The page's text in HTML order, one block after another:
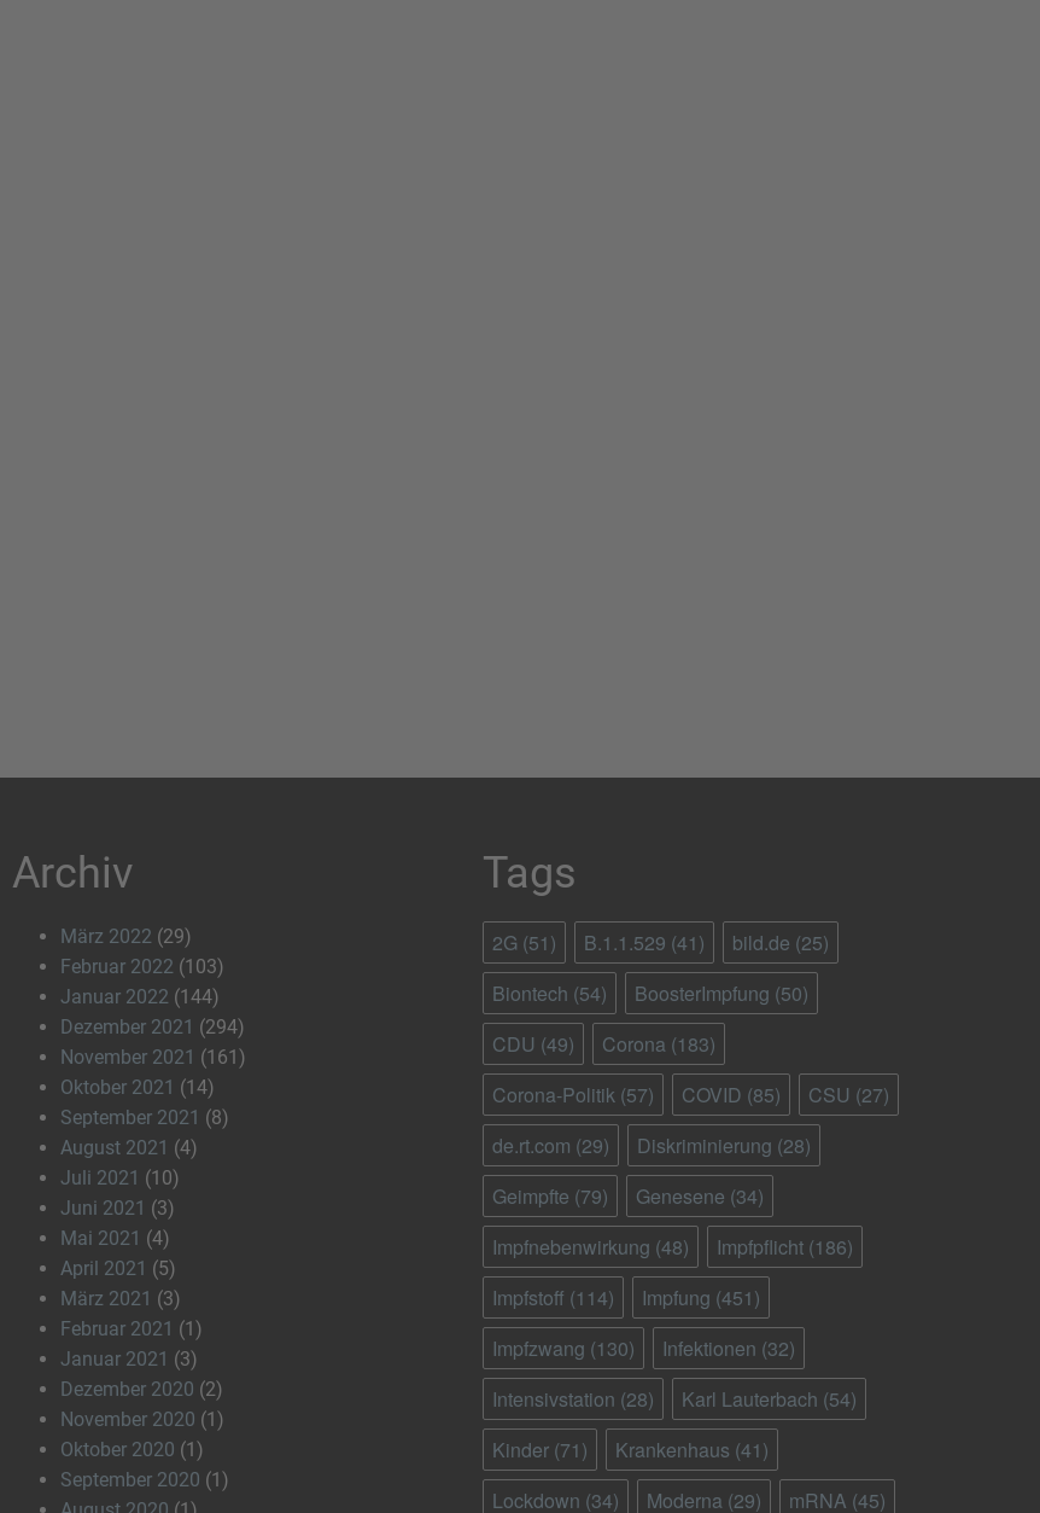
Archiv
März 2022 (29)
Februar 2022 (103)
Januar 2022 (144)
Dezember 2021 (294)
November 2021 (161)
Oktober 2021 (14)
September 2021 (8)
August 2021 (4)
Juli 2021 (10)
Juni 2021 (3)
Mai 2021 (4)
April 2021 (5)
März 2021 (3)
Februar 2021 (1)
Januar 2021 (3)
Dezember 2020 (2)
November 2020 (1)
Oktober 2020 (1)
September 2020 (1)
Tags
2G (51) B.1.1.529 (41) bild.de (25)
Biontech (54) BoosterImpfung (50)
CDU (49) Corona (183)
Corona-Politik (57) COVID (85) CSU (27)
de.rt.com (29) Diskriminierung (28)
Geimpfte (79) Genesene (34)
Impfnebenwirkung (48) Impfpflicht (186)
Impfstoff (114) Impfung (451)
Impfzwang (130) Infektionen (32)
Intensivstation (28) Karl Lauterbach (54)
Kinder (71) Krankenhaus (41)
Lockdown (34) Moderna (29) mRNA (45)